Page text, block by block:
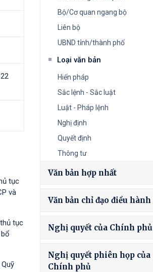
tục
và
tục
Bộ/Cơ quan ngang bộ
Liên bộ
UBND tỉnh/thành phố
Loại văn bản
Hiến pháp
Sắc lệnh - Sắc luật
Luật - Pháp lệnh
Nghị định
Quyết định
Thông tư
Văn bản hợp nhất
Văn bản chỉ đạo điều hành
Nghị quyết của Chính phủ
Nghị quyết phiên họp của
Chính phủ